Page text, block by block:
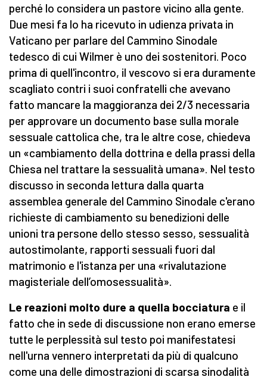
perché lo considera un pastore vicino alla gente.
Due mesi fa lo ha ricevuto in udienza privata in
Vaticano per parlare del Cammino Sinodale
tedesco di cui Wilmer è uno dei sostenitori. Poco
prima di quell'incontro, il vescovo si era duramente
scagliato contri i suoi confratelli che avevano
fatto mancare la maggioranza dei 2/3 necessaria
per approvare un documento base sulla morale
sessuale cattolica che, tra le altre cose, chiedeva
un «cambiamento della dottrina e della prassi della
Chiesa nel trattare la sessualità umana». Nel testo
discusso in seconda lettura dalla quarta
assemblea generale del Cammino Sinodale c'erano
richieste di cambiamento su benedizioni delle
unioni tra persone dello stesso sesso, sessualità
autostimolante, rapporti sessuali fuori dal
matrimonio e l'istanza per una «rivalutazione
magisteriale dell’omosessualità».
Le reazioni molto dure a quella bocciatura e il
fatto che in sede di discussione non erano emerse
tutte le perplessità sul testo poi manifestatesi
nell'urna vennero interpretati da più di qualcuno
come una delle dimostrazioni di scarsa sinodalità